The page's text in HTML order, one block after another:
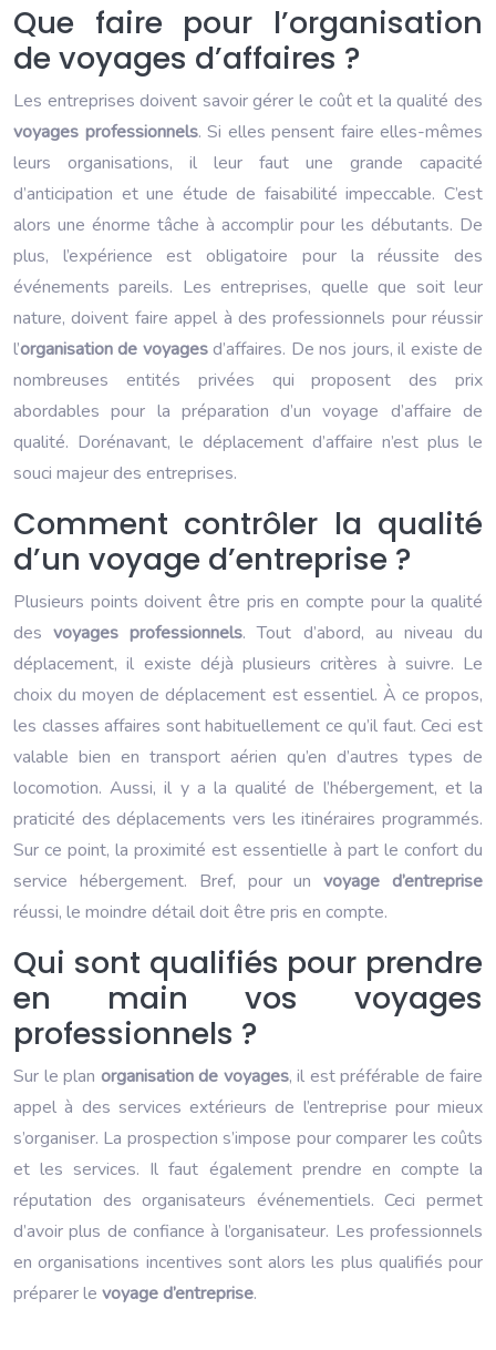
Que faire pour l’organisation
de voyages d’affaires ?
Les entreprises doivent savoir gérer le coût et la qualité des
voyages professionnels. Si elles pensent faire elles-mêmes
leurs organisations, il leur faut une grande capacité
d’anticipation et une étude de faisabilité impeccable. C’est
alors une énorme tâche à accomplir pour les débutants. De
plus, l’expérience est obligatoire pour la réussite des
événements pareils. Les entreprises, quelle que soit leur
nature, doivent faire appel à des professionnels pour réussir
l’organisation de voyagesd’affaires. De nos jours, il existe de
nombreuses entités privées qui proposent des prix
abordables pour la préparation d’un voyage d’affaire de
qualité. Dorénavant, le déplacement d’affaire n’est plus le
souci majeur des entreprises.
Comment contrôler la qualité
d’un voyage d’entreprise ?
Plusieurs points doivent être pris en compte pour la qualité
desvoyages professionnels. Tout d’abord, au niveau du
déplacement, il existe déjà plusieurs critères à suivre. Le
choix du moyen de déplacement est essentiel. À ce propos,
les classes affaires sont habituellement ce qu’il faut. Ceci est
valable bien en transport aérien qu’en d’autres types de
locomotion. Aussi, il y a la qualité de l’hébergement, et la
praticité des déplacements vers les itinéraires programmés.
Sur ce point, la proximité est essentielle à part le confort du
service hébergement. Bref, pour unvoyage d’entreprise
réussi, le moindre détail doit être pris en compte.
Qui sont qualifiés pour prendre
en main vos voyages
professionnels ?
Sur le plan organisation de voyages, il est préférable de faire
appel à des services extérieurs de l’entreprise pour mieux
s’organiser. La prospection s’impose pour comparer les coûts
et les services. Il faut également prendre en compte la
réputation des organisateurs événementiels. Ceci permet
d’avoir plus de confiance à l’organisateur. Les professionnels
en organisations incentives sont alors les plus qualifiés pour
préparer le voyage d’entreprise.